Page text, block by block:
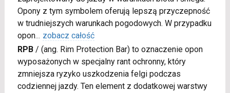
Opony z tym symbolem oferują lepszą przyczepność
w trudniejszych warunkach pogodowych. W przypadku
opon... zobacz całość
RPB/ (ang. Rim Protection Bar) to oznaczenie opon
wyposażonych w specjalny rant ochronny, który
zmniejsza ryzyko uszkodzenia felgi podczas
codziennej jazdy. Ten element z dodatkowej warstwy